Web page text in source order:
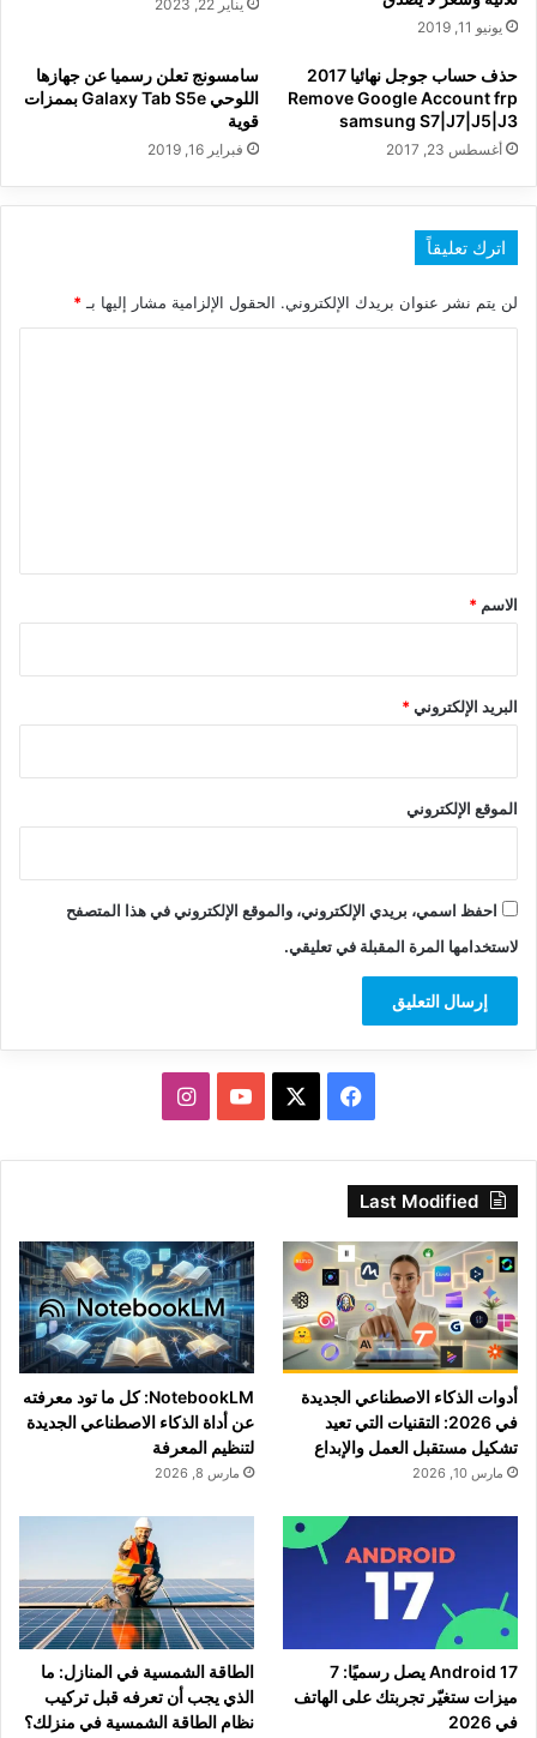
يونيو 11, 2019
يناير 22, 2023
حذف حساب جوجل نهائيا 2017
Remove Google Account frp
samsung S7|J7|J5|J3
أغسطس 23, 2017
سامسونج تعلن رسميا عن جهازها
اللوحي Galaxy Tab S5e بممزات
قوية
فبراير 16, 2019
اترك تعليقاً
لن يتم نشر عنوان بريدك الإلكتروني. الحقول الإلزامية مشار إليها بـ *
*
الاسم *
البريد الإلكتروني*
الموقع الإلكتروني
احفظ اسمي، بريدي الإلكتروني، والموقع الإلكتروني في هذا المتصفح
لاستخدامها المرة المقبلة في تعليقي.
فيسبوك ‫YouTubeانستقرام
Last Modified
أدوات الذكاء الاصطناعي الجديدة
في 2026: التقنيات التي تعيد
تشكيل مستقبل العمل والإبداع
مارس 10, 2026
NotebookLM: كل ما تود معرفته
عن أداة الذكاء الاصطناعي الجديدة
لتنظيم المعرفة
مارس 8, 2026
Android 17 يصل رسميًا: 7
ميزات ستغيّر تجربتك على الهاتف
في 2026
الطاقة الشمسية في المنازل: ما
الذي يجب أن تعرفه قبل تركيب
نظام الطاقة الشمسية في منزلك؟